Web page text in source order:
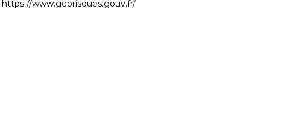
https://www.georisques.gouv.fr/